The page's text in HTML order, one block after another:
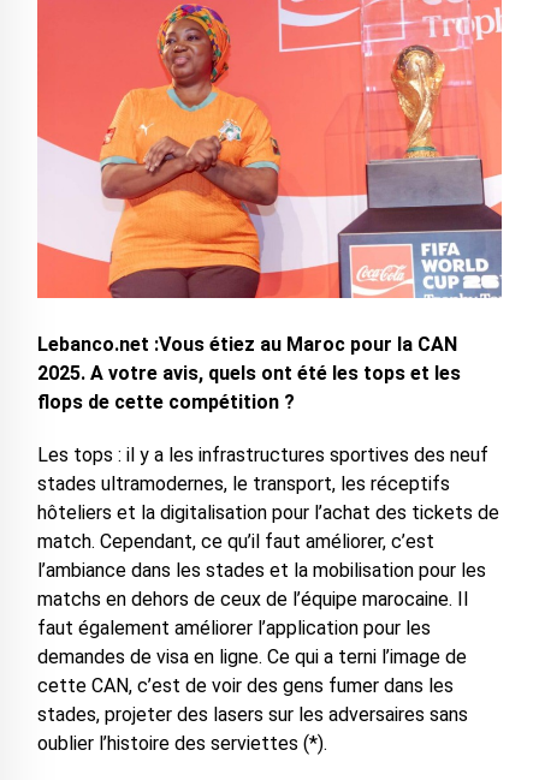
Lebanco.net :Vous étiez au Maroc pour la CAN
2025. A votre avis, quels ont été les tops et les
flops de cette compétition ?
Les tops : il y a les infrastructures sportives des neuf
stades ultramodernes, le transport, les réceptifs
hôteliers et la digitalisation pour l’achat des tickets de
match. Cependant, ce qu’il faut améliorer, c’est
l’ambiance dans les stades et la mobilisation pour les
matchs en dehors de ceux de l’équipe marocaine. Il
faut également améliorer l’application pour les
demandes de visa en ligne. Ce qui a terni l’image de
cette CAN, c’est de voir des gens fumer dans les
stades, projeter des lasers sur les adversaires sans
oublier l’histoire des serviettes (*).